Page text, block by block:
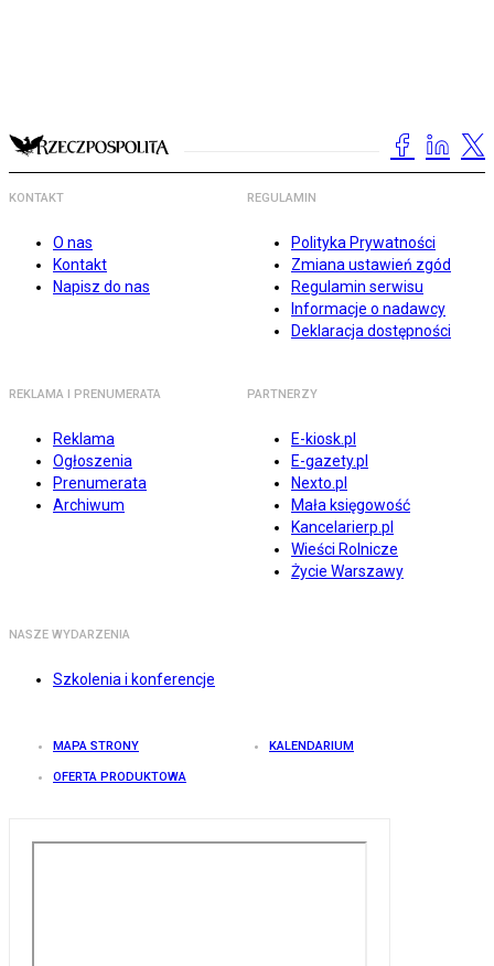
KONTAKT
O nas
Kontakt
Napisz do nas
REGULAMIN
Polityka Prywatności
Zmiana ustawień zgód
Regulamin serwisu
Informacje o nadawcy
Deklaracja dostępności
REKLAMA I PRENUMERATA
Reklama
Ogłoszenia
Prenumerata
Archiwum
PARTNERZY
E-kiosk.pl
E-gazety.pl
Nexto.pl
Mała księgowość
Kancelarierp.pl
Wieści Rolnicze
Życie Warszawy
NASZE WYDARZENIA
Szkolenia i konferencje
MAPA STRONY KALENDARIUM
OFERTA PRODUKTOWA